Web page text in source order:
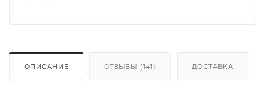
ОПИСАНИЕ ОТЗЫВЫ (141) ДОСТАВКА